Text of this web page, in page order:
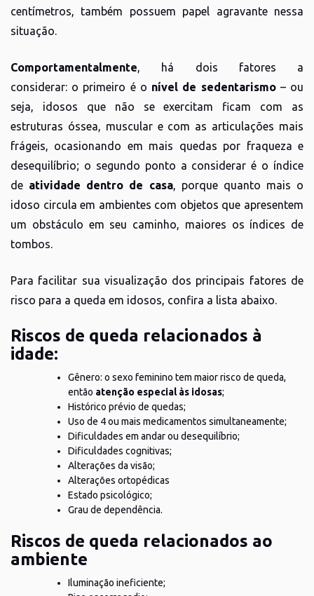
centímetros, também possuem papel agravante nessa
situação.
Comportamentalmente, há dois fatores a
considerar: o primeiro é o nível de sedentarismo– ou
seja, idosos que não se exercitam ficam com as
estruturas óssea, muscular e com as articulações mais
frágeis, ocasionando em mais quedas por fraqueza e
desequilíbrio; o segundo ponto a considerar é o índice
de atividade dentro de casa, porque quanto mais o
idoso circula em ambientes com objetos que apresentem
um obstáculo em seu caminho, maiores os índices de
tombos.
Para facilitar sua visualização dos principais fatores de
risco para a queda em idosos, confira a lista abaixo.
Riscos de queda relacionados à
idade:
Gênero: o sexo feminino tem maior risco de queda,
então atenção especial às idosas;
Histórico prévio de quedas;
Uso de 4 ou mais medicamentos simultaneamente;
Dificuldades em andar ou desequilíbrio;
Dificuldades cognitivas;
Alterações da visão;
Alterações ortopédicas
Estado psicológico;
Grau de dependência.
Riscos de queda relacionados ao
ambiente
Iluminação ineficiente;